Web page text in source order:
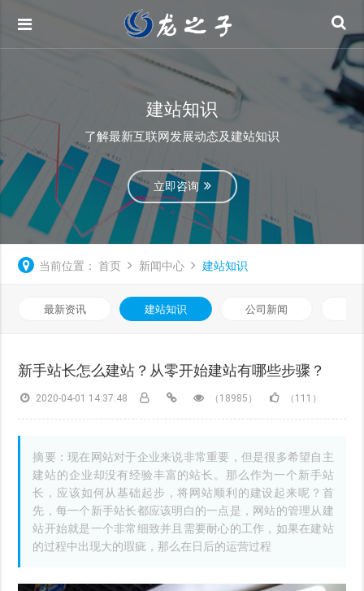
建站知识
了解最新互联网发展动态及建站知识
立即咨询
当前位置： 首页 新闻中心 建站知识
最新资讯 建站知识 公司新闻
新手站长怎么建站？从零开始建站有哪些步骤？
2020-04-01 14:37:48 （18985） （111）
摘要：现在网站对于企业来说非常重要，但是很多希望自主
建站的企业却没有经验丰富的站长。那么作为一个新手站
长，应该如何从基础起步，将网站顺利的建设起来呢？首
先，每一个新手站长都应该明白的一点是，网站的管理从建
站开始就是一个非常细致并且需要耐心的工作，如果在建站
的过程中出现大的瑕疵，那么在日后的运营过程